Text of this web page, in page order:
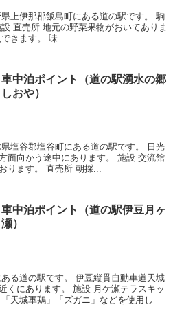
上伊那郡飯島町にある道の駅です。 駒
直売所 地元の野菜果物がおいてありま
きます。 味...
車中泊ポイント（道の駅湧水の郷
しおや）
塩谷郡塩谷町にある道の駅です。 日光
面向かう途中にあります。 施設 交流館
ります。 直売所 朝採...
車中泊ポイント（道の駅伊豆月ヶ
瀬）
る道の駅です。 伊豆縦貫自動車道天城
くにあります。 施設 月ケ瀬テラスキッ
天城軍鶏」「ズガニ」などを使用し